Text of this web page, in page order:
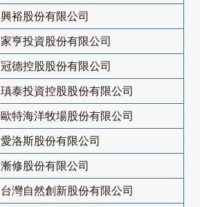
興裕股份有限公司
家亨投資股份有限公司
冠德控股股份有限公司
瑱泰投資控股股份有限公司
歐特海洋牧場股份有限公司
愛洛斯股份有限公司
漸修股份有限公司
台灣自然創新股份有限公司